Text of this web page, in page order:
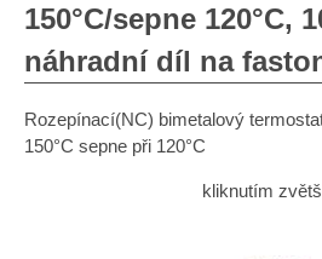
150°C/sepne 120°C,
náhradní díl na
Rozepínací(NC) bimetalový
150°C sepne při 120°C
kliknutím